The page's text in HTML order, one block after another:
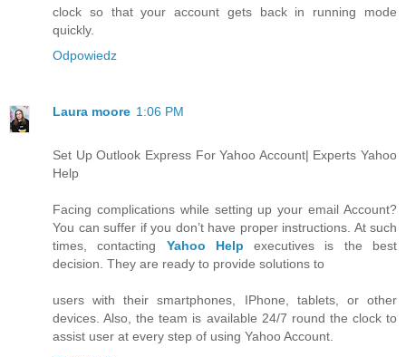
clock so that your account gets back in running mode
quickly.
Odpowiedz
Laura moore 1:06 PM
Set Up Outlook Express For Yahoo Account| Experts Yahoo
Help
Facing complications while setting up your email Account?
You can suffer if you don’t have proper instructions. At such
times, contacting Yahoo Help executives is the best
decision. They are ready to provide solutions to
users with their smartphones, IPhone, tablets, or other
devices. Also, the team is available 24/7 round the clock to
assist user at every step of using Yahoo Account.